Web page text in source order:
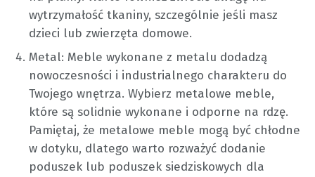
wytrzymałość tkaniny, szczególnie jeśli masz
dzieci lub zwierzęta domowe.
Metal: Meble wykonane z metalu dodadzą
nowoczesności i industrialnego charakteru do
Twojego wnętrza. Wybierz metalowe meble,
które są solidnie wykonane i odporne na rdzę.
Pamiętaj, że metalowe meble mogą być chłodne
w dotyku, dlatego warto rozważyć dodanie
poduszek lub poduszek siedziskowych dla